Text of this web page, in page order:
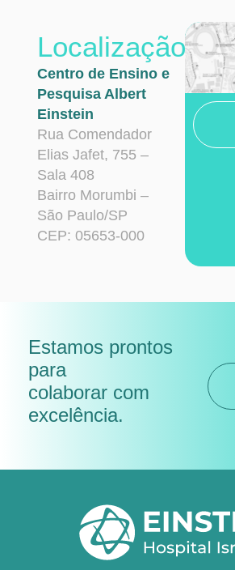
Localização
Centro de Ensino e
Pesquisa Albert
Einstein
Rua Comendador
Elias Jafet, 755 –
Sala 408
Bairro Morumbi –
São Paulo/SP
CEP: 05653-000
Estamos prontos
para
colaborar com
excelência.